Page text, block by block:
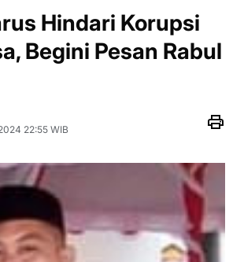
Hindari Korupsi
Begini Pesan Rabul
22:55 WIB